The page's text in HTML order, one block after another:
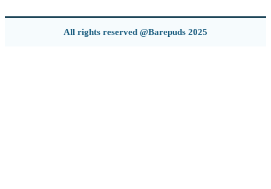
All rights reserved @Barepuds 2025